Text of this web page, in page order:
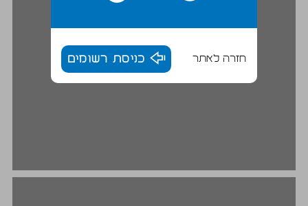
חזרה לאתר כניסת רשומים